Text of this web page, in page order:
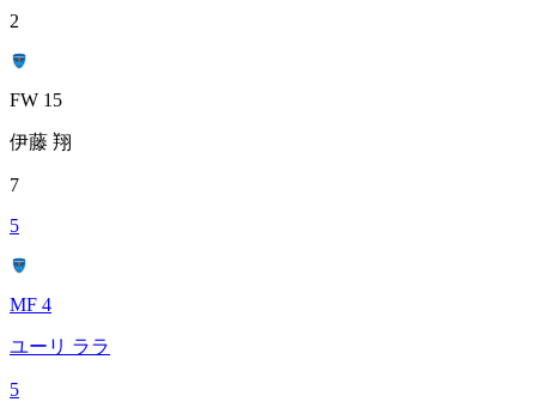
2
FW 15
伊藤 翔
7
5
MF 4
ユーリ ララ
5